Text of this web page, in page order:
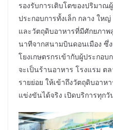
รองรับการเติบโตของปริมาณ
ประกอบการทั้งเล็ก กลาง ให
และวัตถุดิบอาหารที่มีศักยภาพ
นาทีจากสนามบินดอนเมือง ซึ่
โยงเกษตรกรเข้ากับผู้ประกอ
จะเป็นร้านอาหาร โรงแรม ต
รายย่อย ให้เข้าถึงวัตถุดิบอา
แข่งขันได้จริง เปิดบริการทุก